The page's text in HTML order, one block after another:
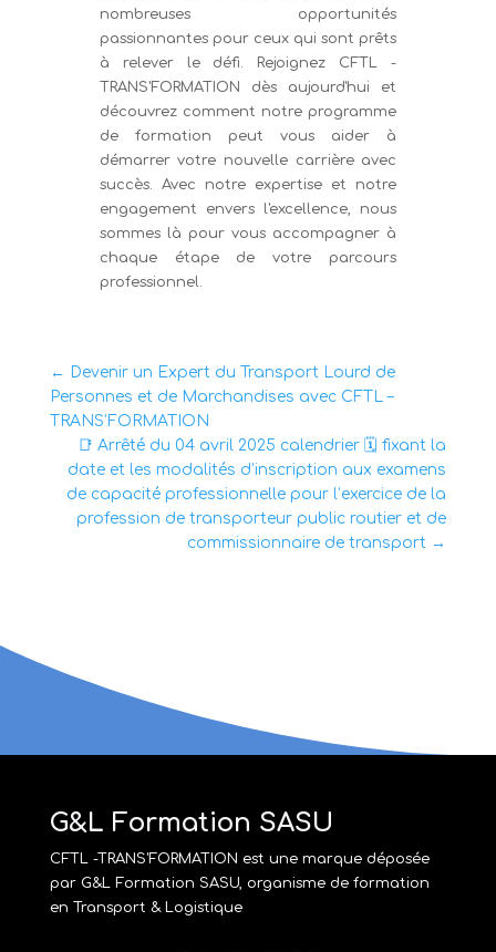
nombreuses opportunités
passionnantes pour ceux qui sont prêts
à relever le défi. Rejoignez CFTL -
TRANS'FORMATION dès aujourd'hui et
découvrez comment notre programme
de formation peut vous aider à
démarrer votre nouvelle carrière avec
succès. Avec notre expertise et notre
engagement envers l'excellence, nous
sommes là pour vous accompagner à
chaque étape de votre parcours
professionnel.
← Devenir un Expert du Transport Lourd de
Personnes et de Marchandises avec CFTL –
TRANS’FORMATION
📑 Arrêté du 04 avril 2025 calendrier 🗓️ fixant la
date et les modalités d’inscription aux examens
de capacité professionnelle pour l’exercice de la
profession de transporteur public routier et de
commissionnaire de transport →
G&L Formation SASU
CFTL -TRANS'FORMATION est une marque déposée
par G&L Formation SASU, organisme de formation
en Transport & Logistique